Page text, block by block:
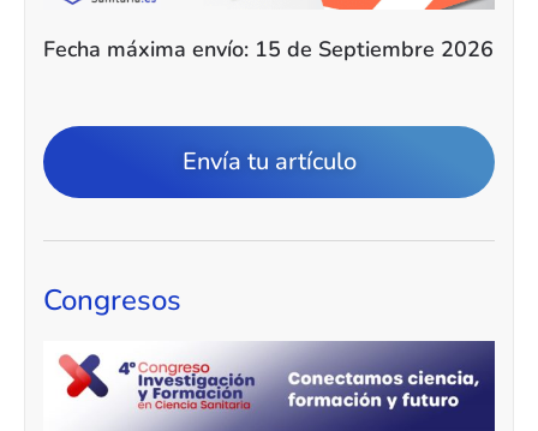
Fecha máxima envío: 15 de Septiembre 2026
Envía tu artículo
Congresos